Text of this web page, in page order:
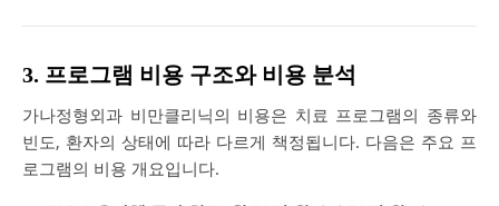
3. 프로그램 비용 구조와 비용 분석
가나정형외과 비만클리닉의 비용은 치료 프로그램의 종류와
빈도, 환자의 상태에 따라 다르게 책정됩니다. 다음은 주요 프
로그램의 비용 개요입니다.